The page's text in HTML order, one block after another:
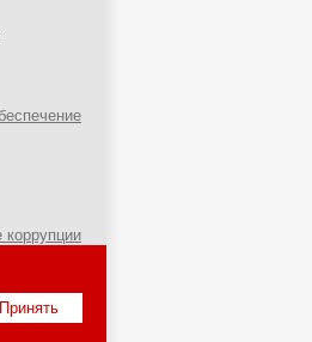
коррупции
услуг
Принять